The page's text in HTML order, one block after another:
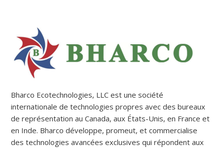
Bharco Ecotechnologies, LLC est une société
internationale de technologies propres avec des bureaux
de représentation au Canada, aux États-Unis, en France et
en Inde. Bharco développe, promeut, et commercialise
des technologies avancées exclusives qui répondent aux